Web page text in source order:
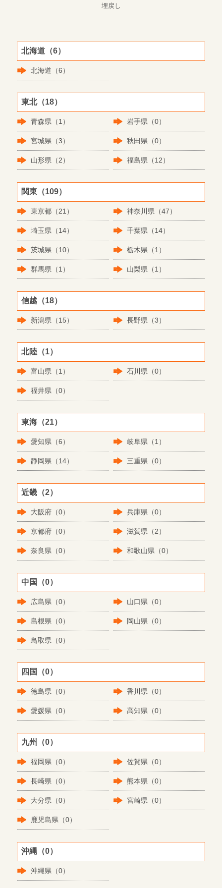
埋戻し
北海道（6）
北海道（6）
東北（18）
青森県（1） 岩手県（0）
宮城県（3） 秋田県（0）
山形県（2） 福島県（12）
関東（109）
東京都（21） 神奈川県（47）
埼玉県（14） 千葉県（14）
茨城県（10） 栃木県（1）
群馬県（1） 山梨県（1）
信越（18）
新潟県（15） 長野県（3）
北陸（1）
富山県（1） 石川県（0）
福井県（0）
東海（21）
愛知県（6） 岐阜県（1）
静岡県（14） 三重県（0）
近畿（2）
大阪府（0） 兵庫県（0）
京都府（0） 滋賀県（2）
奈良県（0） 和歌山県（0）
中国（0）
広島県（0） 山口県（0）
島根県（0） 岡山県（0）
鳥取県（0）
四国（0）
徳島県（0） 香川県（0）
愛媛県（0） 高知県（0）
九州（0）
福岡県（0） 佐賀県（0）
長崎県（0） 熊本県（0）
大分県（0） 宮崎県（0）
鹿児島県（0）
沖縄（0）
沖縄県（0）